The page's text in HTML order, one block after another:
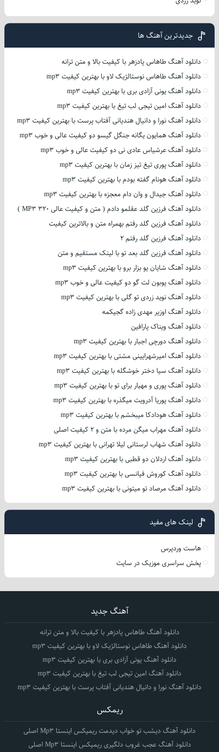
جدیدترین آهنگ ها
دانلود آهنگ طاهاس پادزهر با کیفیت بالا و متن ترانه
دانلود آهنگ طاهاس نوستالژیک لاو با بهترین کیفیت mp3
دانلود آهنگ یونی آزادی بری با بهترین کیفیت mp3
دانلود آهنگ امین تیجی لب تیغ با بهترین کیفیت mp3
دانلود آهنگ نورا و دانیال هندیانی آفتاب پرست با بهترین کیفیت mp3
دانلود آهنگ همایون یگانه جنگل گیسو دو کیفیت عالی و خوب mp3
دانلود آهنگ عرشیاس عادی نی دو کیفیت عالی و خوب mp3
دانلود آهنگ پوری تیغ تیز زمان با بهترین کیفیت mp3
دانلود آهنگ هونام گفته بودم با بهترین کیفیت mp3
دانلود آهنگ جیدال و وان دام معجزه با بهترین کیفیت mp3
دانلود آهنگ فرزین گلد عقلمو دادم ( متن و کیفیت عالی 320 MP3 )
دانلود آهنگ فرزین گلد رفتم بهمراه متن و بالاترین کیفیت
دانلود آهنگ فرزین گلد رفتم 2
دانلود آهنگ فرزین گلد بعد تو با لینک مستقیم و متن
دانلود آهنگ شایان یو بزار برو با بهترین کیفیت mp3
دانلود آهنگ پوبون لت گو دو کیفیت عالی و خوب mp3
دانلود آهنگ نوید زردی تو گلی با بهترین کیفیت mp3
دانلود آهنگ اوزیر مهدی زاده گجیکمه
دانلود آهنگ ویناک پارافین
دانلود آهنگ دورچی اجبار با بهترین کیفیت mp3
دانلود آهنگ امیرشهرایینی مشتی با بهترین کیفیت mp3
دانلود آهنگ سیا دختر خوشگله با بهترین کیفیت mp3
دانلود آهنگ پوری و مهیار برای تو با بهترین کیفیت mp3
دانلود آهنگ پوریا آدرویت میگذره با بهترین کیفیت mp3
دانلود آهنگ هودادکا میبخشم با بهترین کیفیت mp3
دانلود آهنگ مهراب میگن مرده با متن و 2 کیفیت اصلی
دانلود آهنگ شهاب لرستانی لیلا تهرانی با بهترین کیفیت mp3
دانلود آهنگ اردلان دو قطبی با بهترین کیفیت mp3
دانلود آهنگ کوروش فیانسی با بهترین کیفیت mp3
دانلود آهنگ مرصاد تو میتونی با بهترین کیفیت mp3
لینک های مفید
هاست وردپرس
پخش سراسری موزیک در سایت
آهنگ جدید
دانلود آهنگ طاهاس پادزهر با کیفیت بالا و متن ترانه
دانلود آهنگ طاهاس نوستالژیک لاو با بهترین کیفیت mp3
دانلود آهنگ یونی آزادی بری با بهترین کیفیت mp3
دانلود آهنگ امین تیجی لب تیغ با بهترین کیفیت mp3
دانلود آهنگ نورا و دانیال هندیانی آفتاب پرست با بهترین کیفیت mp3
ریمکس
دانلود آهنگ دیشب تو خواب دیدمت ریمیکس اینستا Mp3 اصلی
دانلود آهنگ عجب غروب دلگیری ریمیکس اینستا Mp3 اصلی